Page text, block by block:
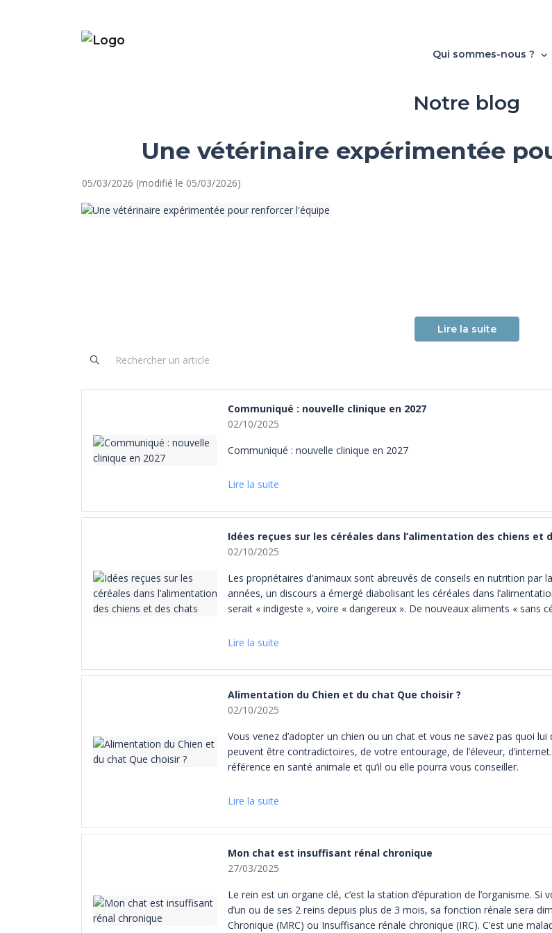
Qui sommes-nous ?
Notre blog
Une vétérinaire expérimentée
05/03/2026 (modifié le 05/03/2026)
Lire la suite
Communiqué : nouvelle clinique en 2027
02/10/2025
Communiqué : nouvelle clinique en 2027
Lire la suite
Idées reçues sur les céréales dans l’alimentation des chiens et
02/10/2025
Les propriétaires d’animaux sont abreuvés de conseils en nutrition par
années, un discours a émergé diabolisant les céréales dans
serait « indigeste », voire « dangereux ». De nouveaux aliments « sans
céréales contenues dans les croquettes
Lire la suite
Alimentation du Chien et du chat Que choisir ?
02/10/2025
Vous venez d’adopter un chien ou un chat et vous ne savez pas quoi
peuvent être contradictoires, de votre entourage, de l’éleveur,
référence en santé animale et qu’il ou elle pourra vous conseiller.
Lire la suite
Mon chat est insuffisant rénal chronique
27/03/2025
Le rein est un organe clé, c’est la station d’épuration de l’organisme.
d’un ou de ses 2 reins depuis plus de 3 mois, sa fonction rénale sera
Chronique (MRC) ou Insuffisance rénale chronique (IRC). C’est une